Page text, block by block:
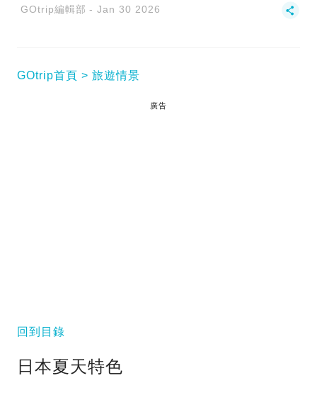
GOtrip編輯部 Jan 30 2026
GOtrip首頁 旅遊情景
廣告
回到目錄
日本夏天特色